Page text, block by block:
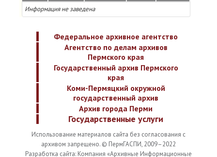
Информация не заведена
Федеральное архивное агентство
Агентство по делам архивов
Пермского края
Государственный архив Пермского
края
Коми-Пермяцкий окружной
государственный архив
Архив города Перми
Государственные услуги
Использование материалов сайта без согласования с
архивом запрещено. © ПермГАСПИ, 2009–2022
Разработка сайта: Компания «Архивные Информационные